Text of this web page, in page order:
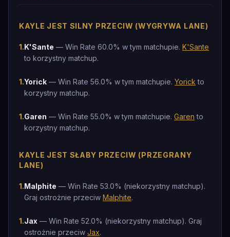
KAYLE JEST SILNY PRZECIW (WYGRYWA LANE)
1.K'Sante — Win Rate 60.0% w tym matchupie. K'Sante
to korzystny matchup.
1.Yorick — Win Rate 56.0% w tym matchupie. Yorick to
korzystny matchup.
1.Garen — Win Rate 55.0% w tym matchupie. Garen to
korzystny matchup.
KAYLE JEST SŁABY PRZECIW (PRZEGRANY
LANE)
1.Malphite — Win Rate 53.0% (niekorzystny matchup).
Graj ostrożnie przeciw Malphite.
1.Jax — Win Rate 52.0% (niekorzystny matchup). Graj
ostrożnie przeciw Jax.